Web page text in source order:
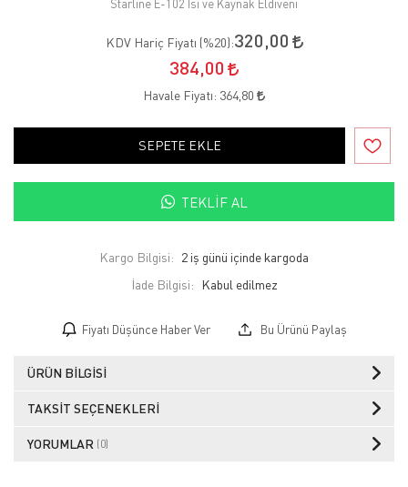
Starline E-102 Isı ve Kaynak Eldiveni
KDV Hariç Fiyatı (%20):320,00
384,00
Havale Fiyatı: 364,80
SEPETE EKLE
TEKLIF AL
Kargo Bilgisi: 2 iş günü içinde kargoda
İade Bilgisi:
Fiyatı Düşünce Haber Ver Bu Ürünü Paylaş
ÜRÜN BILGISI
TAKSIT SEÇENEKLERI
YORUMLAR (0)